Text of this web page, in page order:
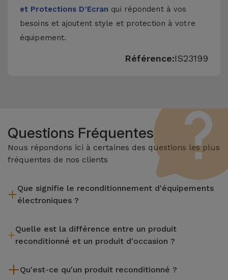
et Protections D'Ecran qui répondent à vos
besoins et ajoutent style et protection à votre
équipement.
Référence:IS23199
Questions Fréquentes
Nous répondons ici à certaines des questions les plus
fréquentes de nos clients
Que signifie le reconditionnement d'équipements
électroniques ?
l'inspection, le nettoyage, sans oublier la réparation de tout
composant défectueux. Il convient de rappeler que tous les
plusieurs tests rigoureux de qualité et de performance avant
Quelle est la différence entre un produit
reconditionné et un produit d'occasion ?
testés et préparés par des techniciens spécialisés pour
Qu'est-ce qu'un produit reconditionné ?